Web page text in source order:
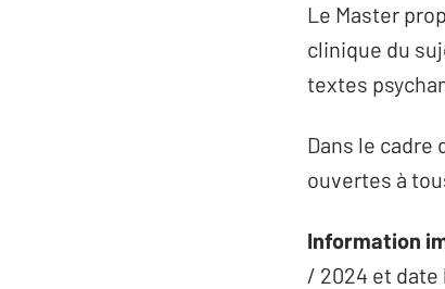
Le Master
clinique du
textes
Dans le cadre
ouvertes à
Information
/ 2024 et date